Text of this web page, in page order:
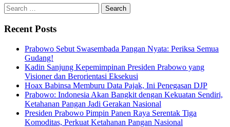
Search
for:
Recent Posts
Prabowo Sebut Swasembada Pangan Nyata: Periksa Semua
Gudang!
Kadin Sanjung Kepemimpinan Presiden Prabowo yang
Visioner dan Berorientasi Eksekusi
Hoax Babinsa Memburu Data Pajak, Ini Penegasan DJP
Prabowo: Indonesia Akan Bangkit dengan Kekuatan Sendiri,
Ketahanan Pangan Jadi Gerakan Nasional
Presiden Prabowo Pimpin Panen Raya Serentak Tiga
Komoditas, Perkuat Ketahanan Pangan Nasional